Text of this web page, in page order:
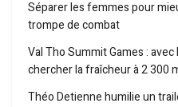
Séparer les femmes pour
trompe de combat
Val Tho Summit Games :
chercher la fraîcheur à 2 300
Théo Detienne humilie un